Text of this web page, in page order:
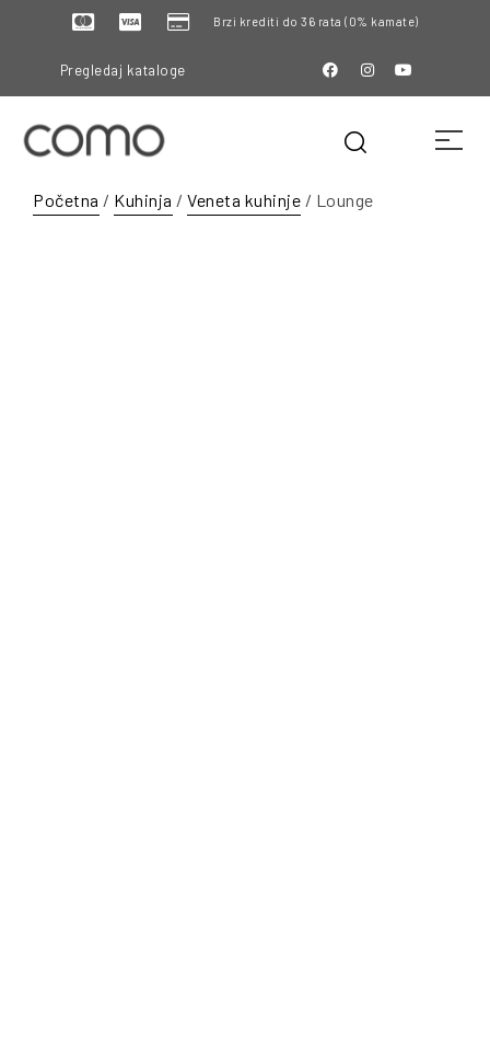
Brzi krediti do 36 rata (0% kamate)
Pregledaj kataloge
Početna / Kuhinja / Veneta kuhinje / Lounge